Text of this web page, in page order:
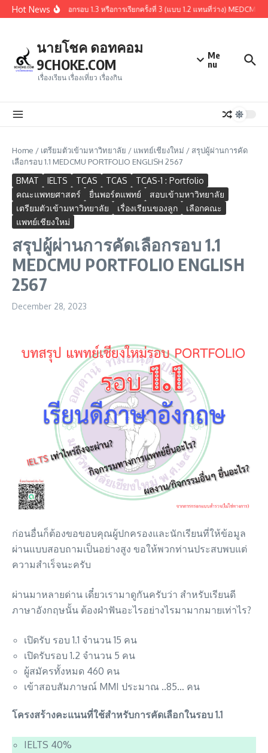
Skip to content
Hot News
สรุปผู้ผ่านการคัดเลือกรอบ 1.3 หรือการเรียกครั้งที่ 3 (แบบ 1.2 แทนที่ว่าง) MEDCMU
นายโชค ดอทคอม
9CHOKE.COM
เรื่องเรียน เรื่องเที่ยว เรื่องกิน
Me
nu
Home / เตรียมตัวเข้ามหาวิทยาลัย / แพทย์เชียงใหม่ / สรุปผู้ผ่านการคัด
เลือกรอบ 1.1 MEDCMU PORTFOLIO ENGLISH 2567
BMAT IELTS TCAS TCAS
TCAS-1 : Portfolio
คณะแพทยศาสตร์
ยื่นพอร์ตแพทย์
สอบเข้ามหาวิทยาลัย
เตรียมตัวเข้ามหาวิทยาลัย
เรื่องเรียนของลูก
เลือกคณะ
แพทย์เชียงใหม่
สรุปผู้ผ่านการคัดเลือกรอบ 1.1
MEDCMU PORTFOLIO ENGLISH
2567
December 28, 2023
ก่อนอื่นก็ต้องขอขอบคุณผู้ปกครองและนักเรียนที่ให้ข้อมูล
ผ่านแบบสอบถามเป็นอย่างสูง ขอให้พวกท่านประสบพบแต่
ความสำเร็จนะครับ
ผ่านมาหลายด่าน เดี๋ยวเรามาดูกันครับว่า สำหรับเรียนดี
ภาษาอังกฤษนั้น ต้องฝ่าฟันอะไรอย่างไรมามากมายเท่าไร?
เปิดรับ รอบ 1.1 จำนวน 15 คน
เปิดรับรอบ 1.2 จำนวน 5 คน
ผู้สมัครทั้งหมด 460 คน
เข้าสอบสัมภาษณ์ MMI ประมาณ ..85… คน
โครงสร้างคะแนนที่ใช้สำหรับการคัดเลือกในรอบ 1.1
IELTS 40%